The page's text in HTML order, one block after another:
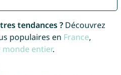
tendances ?Découvrez
populaires en France,
monde entier.